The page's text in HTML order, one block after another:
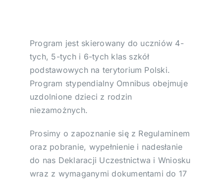
Podziękowania
Program jest skierowany do uczniów 4-
tych, 5-tych i 6-tych klas szkół
podstawowych na terytorium Polski.
Program stypendialny Omnibus obejmuje
uzdolnione dzieci z rodzin
niezamożnych.
Prosimy o zapoznanie się z Regulaminem
oraz pobranie, wypełnienie i nadesłanie
do nas Deklaracji Uczestnictwa i Wniosku
wraz z wymaganymi dokumentami do 17